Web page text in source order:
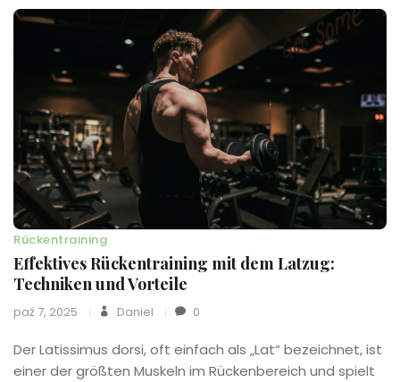
Rückentraining
Effektives Rückentraining mit dem Latzug:
Techniken und Vorteile
paź 7, 2025 Daniel 0
Der Latissimus dorsi, oft einfach als „Lat“ bezeichnet, ist
einer der größten Muskeln im Rückenbereich und spielt